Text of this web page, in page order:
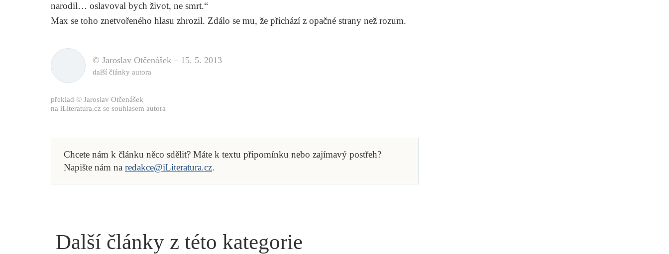
narodil… oslavoval bych život, ne smrt.“
Max se toho znetvořeného hlasu zhrozil. Zdálo se mu, že přichází z opačné strany než rozum.
© Jaroslav Otčenášek – 15. 5. 2013
další články autora
překlad © Jaroslav Otčenášek
na iLiteratura.cz se souhlasem autora
Chcete nám k článku něco sdělit? Máte k textu připomínku nebo zajímavý postřeh?
Napište nám na redakce@iLiteratura.cz.
Další články z této kategorie